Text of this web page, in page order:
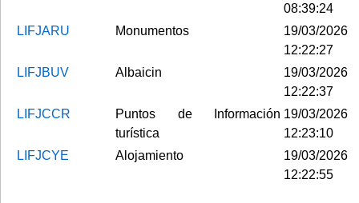
08:39:24
LIFJARU
Monumentos
19/03/2026
12:22:27
LIFJBUV
Albaicin
19/03/2026
12:22:37
LIFJCCR
Puntos de Información
turística
19/03/2026
12:23:10
LIFJCYE
Alojamiento
19/03/2026
12:22:55